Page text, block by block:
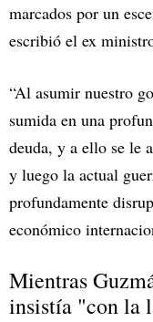
marcados por un
escribió el ex
“Al asumir nuestro
sumida en una
deuda, y a ello se le
y luego la actual
profundamente
económico
Mientras
insistía "con la